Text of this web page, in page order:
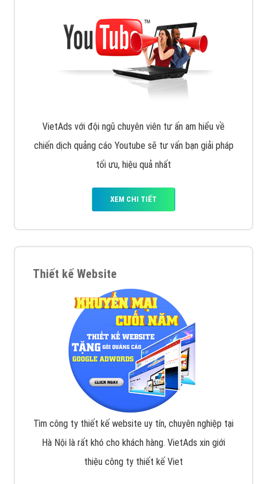
VietAds với đội ngũ chuyên viên tư ấn am hiểu về
chiến dịch quảng cáo Youtube sẽ tư vấn bạn giải pháp
tối ưu, hiệu quả nhất
XEM CHI TIẾT
Thiết kế Website
Tìm công ty thiết kế website uy tín, chuyên nghiệp tại
Hà Nội là rất khó cho khách hàng. VietAds xin giới
thiệu công ty thiết kế Viet